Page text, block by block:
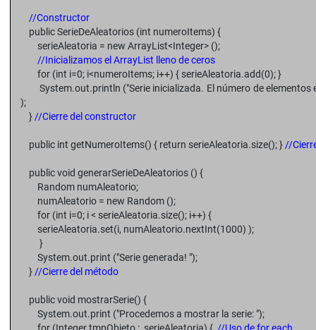
//Constructor
public SerieDeAleatorios (int numeroItems) {
serieAleatoria = new ArrayList<Integer> ();
//Inicializamos el ArrayList lleno de ceros
for (int i=0; i<numeroItems; i++) { serieAleatoria.add(0); }
System.out.println ("Serie inicializada. El número de elementos
);
} //Cierre del constructor
public int getNumeroItems() { return serieAleatoria.size(); } //
public void generarSerieDeAleatorios () {
Random numAleatorio;
numAleatorio = new Random ();
for (int i=0; i < serieAleatoria.size(); i++) {
serieAleatoria.set(i, numAleatorio.nextInt(1000) );
}
System.out.print ("Serie generada! ");
} //Cierre del método
public void mostrarSerie() {
System.out.print ("Procedemos a mostrar la serie: ");